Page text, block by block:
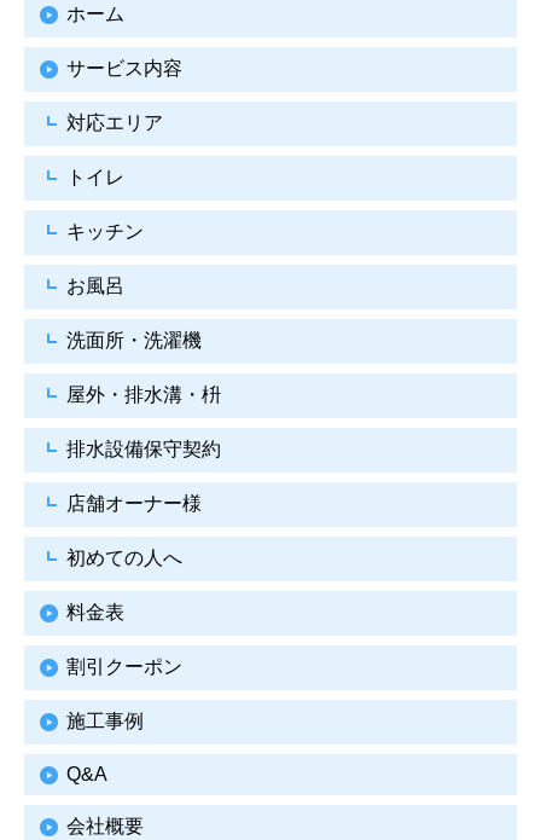
ホーム
サービス内容
対応エリア
トイレ
キッチン
お風呂
洗面所・洗濯機
屋外・排水溝・枡
排水設備保守契約
店舗オーナー様
初めての人へ
料金表
割引クーポン
施工事例
Q&A
会社概要